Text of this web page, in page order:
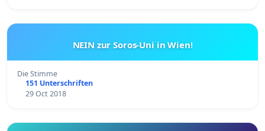
NEIN zur Soros-Uni in Wien!
Die Stimme
151 Unterschriften
29 Oct 2018